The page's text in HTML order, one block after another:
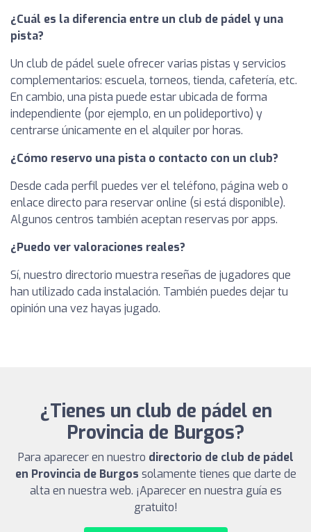
¿Cuál es la diferencia entre un club de pádel y una
pista?
Un club de pádel suele ofrecer varias pistas y servicios
complementarios: escuela, torneos, tienda, cafetería, etc.
En cambio, una pista puede estar ubicada de forma
independiente (por ejemplo, en un polideportivo) y
centrarse únicamente en el alquiler por horas.
¿Cómo reservo una pista o contacto con un club?
Desde cada perfil puedes ver el teléfono, página web o
enlace directo para reservar online (si está disponible).
Algunos centros también aceptan reservas por apps.
¿Puedo ver valoraciones reales?
Sí, nuestro directorio muestra reseñas de jugadores que
han utilizado cada instalación. También puedes dejar tu
opinión una vez hayas jugado.
¿Tienes un club de pádel en
Provincia de Burgos?
Para aparecer en nuestro directorio de club de pádel
en Provincia de Burgos solamente tienes que darte de
alta en nuestra web. ¡Aparecer en nuestra guía es
gratuito!